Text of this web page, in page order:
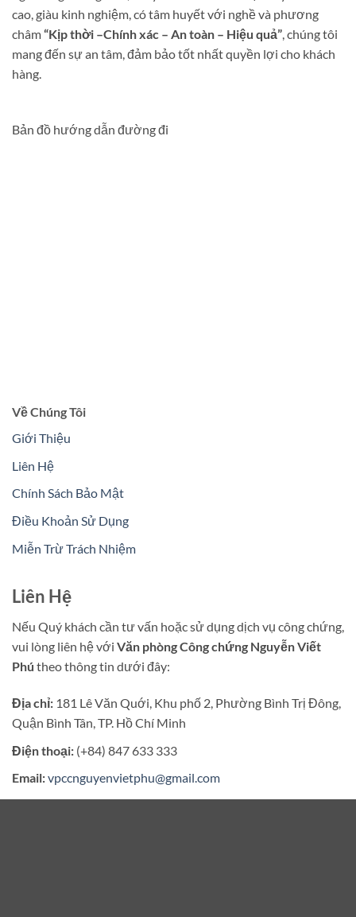
cao, giàu kinh nghiệm, có tâm huyết với nghề và phương
châm“Kịp thời –Chính xác – An toàn – Hiệu quả”, chúng tôi
mang đến sự an tâm, đảm bảo tốt nhất quyền lợi cho khách
hàng.
Bản đồ hướng dẫn đường đi
Về Chúng Tôi
Giới Thiệu
Liên Hệ
Chính Sách Bảo Mật
Điều Khoản Sử Dụng
Miễn Trừ Trách Nhiệm
Liên Hệ
Nếu Quý khách cần tư vấn hoặc sử dụng dịch vụ công chứng,
vui lòng liên hệ với Văn phòng Công chứng Nguyễn Viết
Phú theo thông tin dưới đây:
Địa chỉ: 181 Lê Văn Quới, Khu phố 2, Phường Bình Trị Đông,
Quận Bình Tân, TP. Hồ Chí Minh
Điện thoại: (+84) 847 633 333
Email:vpccnguyenvietphu@gmail.com